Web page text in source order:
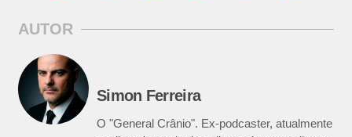
AUTOR
Simon Ferreira
O "General Crânio". Ex-podcaster, atualmente